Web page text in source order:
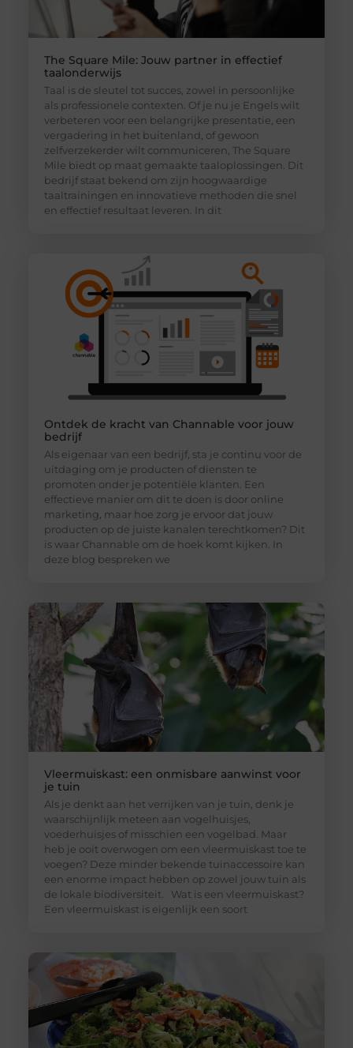
The Square Mile: Jouw partner in effectief
taalonderwijs
Taal is de sleutel tot succes, zowel in persoonlijke
als professionele contexten. Of je nu je Engels wilt
verbeteren voor een belangrijke presentatie, een
vergadering in het buitenland, of gewoon
zelfverzekerder wilt communiceren, The Square
Mile biedt op maat gemaakte taaloplossingen. Dit
bedrijf staat bekend om zijn hoogwaardige
taaltrainingen en innovatieve methoden die snel
en effectief resultaat leveren. In dit
Ontdek de kracht van Channable voor jouw
bedrijf
Als eigenaar van een bedrijf, sta je continu voor de
uitdaging om je producten of diensten te
promoten onder je potentiële klanten. Een
effectieve manier om dit te doen is door online
marketing, maar hoe zorg je ervoor dat jouw
producten op de juiste kanalen terechtkomen? Dit
is waar Channable om de hoek komt kijken. In
deze blog bespreken we
Vleermuiskast: een onmisbare aanwinst voor
je tuin
Als je denkt aan het verrijken van je tuin, denk je
waarschijnlijk meteen aan vogelhuisjes,
voederhuisjes of misschien een vogelbad. Maar
heb je ooit overwogen om een vleermuiskast toe te
voegen? Deze minder bekende tuinaccessoire kan
een enorme impact hebben op zowel jouw tuin als
de lokale biodiversiteit. Wat is een vleermuiskast?
Een vleermuiskast is eigenlijk een soort